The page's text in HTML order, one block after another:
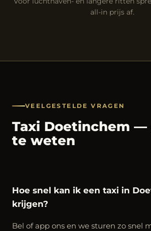
all-in prijs af.
VEELGESTELDE VRAGEN
Taxi Doetinchem —
te weten
Hoe snel kan ik een taxi in
krijgen?
Bel of app ons en we sturen zo snel